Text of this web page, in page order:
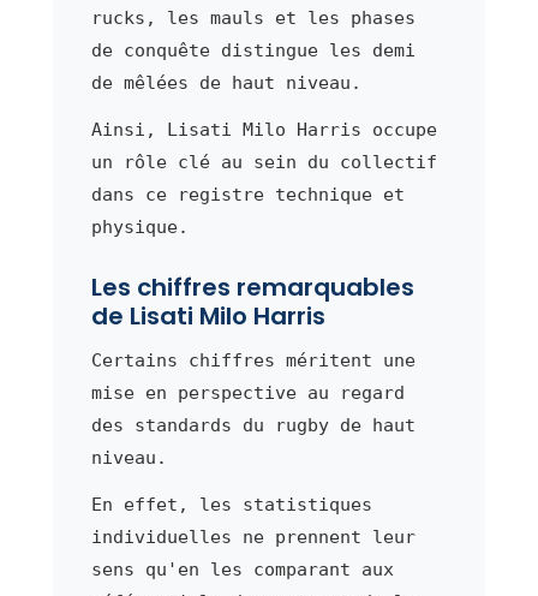
rucks, les mauls et les phases
de conquête distingue les demi
de mêlées de haut niveau.
Ainsi, Lisati Milo Harris occupe
un rôle clé au sein du collectif
dans ce registre technique et
physique.
Les chiffres remarquables
de Lisati Milo Harris
Certains chiffres méritent une
mise en perspective au regard
des standards du rugby de haut
niveau.
En effet, les statistiques
individuelles ne prennent leur
sens qu'en les comparant aux